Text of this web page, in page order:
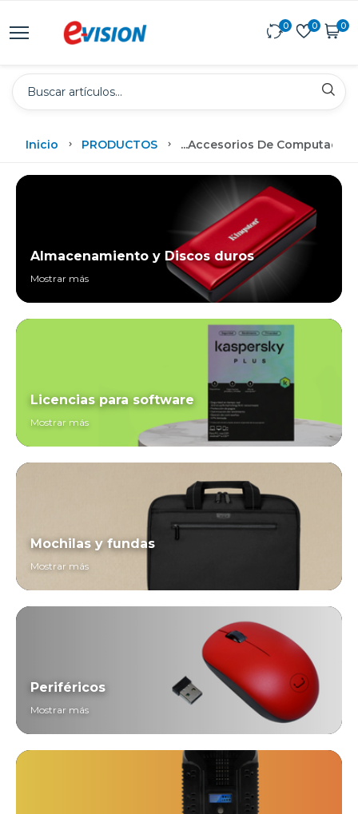
0 0 0
Inicio PRODUCTOS ...Accesorios De
Almacenamiento y Discos duros
Mostrar más
Licencias para software
Mostrar más
Mochilas y fundas
Mostrar más
Periféricos
Mostrar más